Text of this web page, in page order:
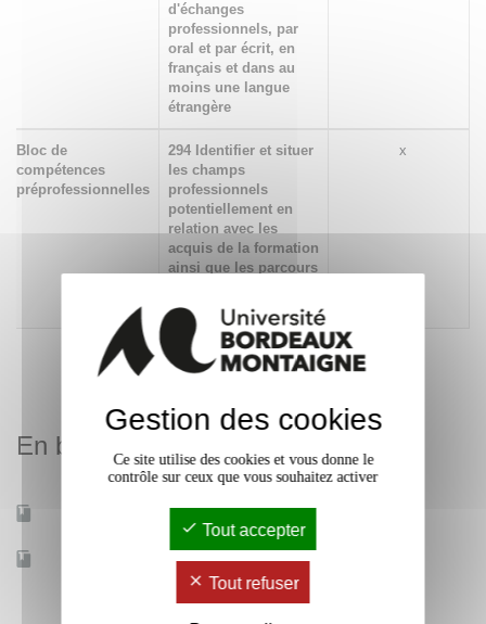
d'échanges
professionnels, par
oral et par écrit, en
français et dans au
moins une langue
étrangère
Bloc de
compétences
préprofessionnelles
294 Identifier et situer
les champs
professionnels
potentiellement en
relation avec les
acquis de la formation
ainsi que les parcours
accéder
x
En bref
Accessible à distance Non
Gestion des cookies
Ce site utilise des cookies et vous donne le
contrôle sur ceux que vous souhaitez activer
Tout accepter
Tout refuser